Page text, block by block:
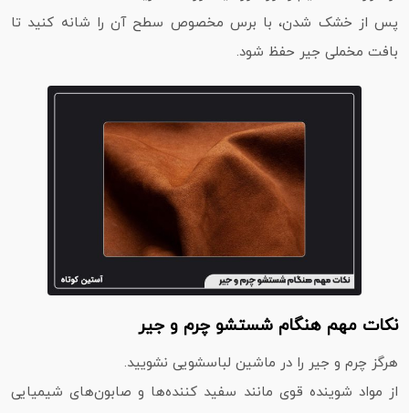
پس از خشک شدن، با برس مخصوص سطح آن را شانه کنید تا
بافت مخملی جیر حفظ شود.
نکات مهم هنگام شستشو چرم و جیر
هرگز چرم و جیر را در ماشین لباسشویی نشویید.
از مواد شوینده قوی مانند سفید کننده‌ها و صابون‌های شیمیایی